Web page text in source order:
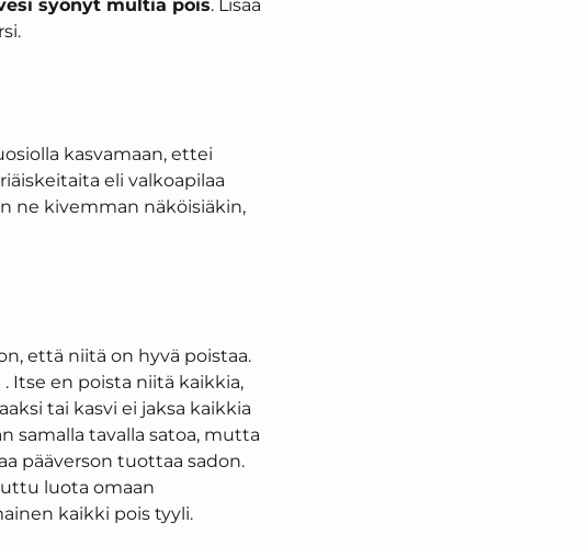
syönyt multia pois. Lisää
kasvamaan, ettei
eli valkoapilaa
ne kivemman näköisiäkin,
että niitä on hyvä poistaa.
Itse en poista niitä kaikkia,
tai kasvi ei jaksa kaikkia
samalla tavalla satoa, mutta
pääverson tuottaa sadon.
luota omaan
kaikki pois tyyli.